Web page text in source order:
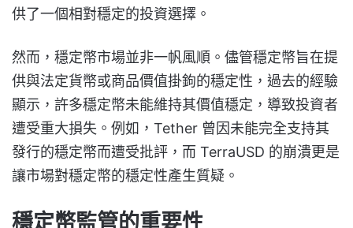
供了一個相對穩定的投資選擇。
然而，穩定幣市場並非一帆風順。儘管穩定幣旨在提
供與法定貨幣或商品價值掛鉤的穩定性，過去的經驗
顯示，許多穩定幣未能維持其價值穩定，導致投資者
遭受重大損失。例如，Tether 曾因未能完全支持其
發行的穩定幣而遭受批評，而 TerraUSD 的崩潰更是
讓市場對穩定幣的穩定性產生質疑。
穩定幣監管的重要性